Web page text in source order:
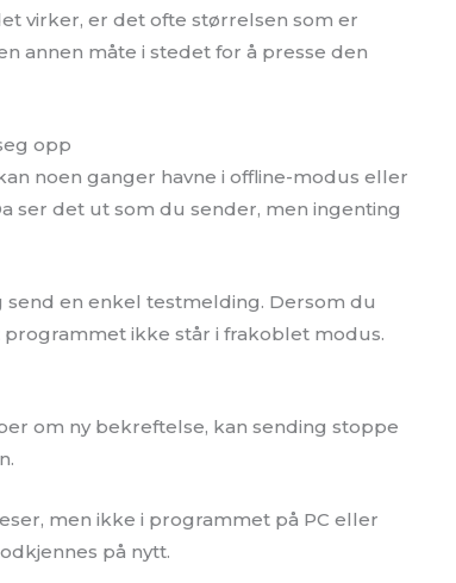
virker, er det ofte størrelsen som er
annen måte i stedet for å presse den
opp
noen ganger havne i offline-modus eller
ser det ut som du sender, men ingenting
en enkel testmelding. Dersom du
ikke står i frakoblet modus.
om ny bekreftelse, kan sending stoppe
men ikke i programmet på PC eller
på nytt.